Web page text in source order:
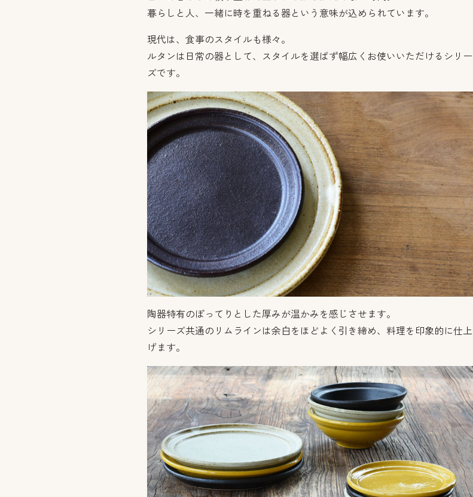
暮らしと人、一緒に時を重ねる器という意味が込められています。
現代は、食事のスタイルも様々。
ルタンは日常の器として、スタイルを選ばず幅広くお使いいただけるシリー
ズです。
陶器特有のぽってりとした厚みが温かみを感じさせます。
シリーズ共通のリムラインは余白をほどよく引き締め、料理を印象的に仕上
げます。